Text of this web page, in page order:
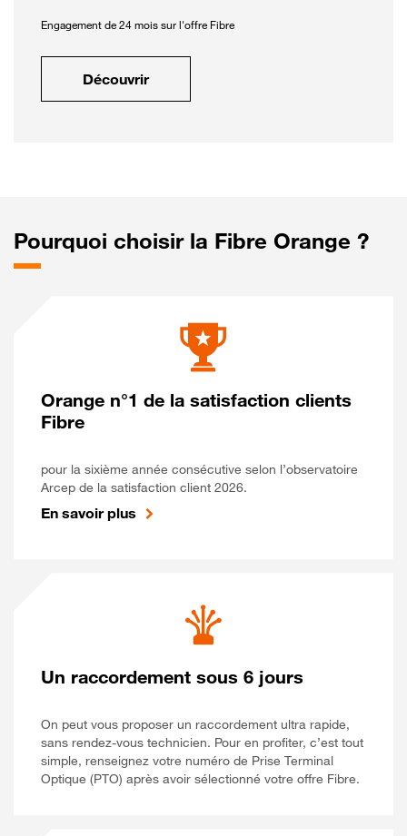
Engagement de 24 mois sur l'offre Fibre
Découvrir
Pourquoi choisir la Fibre Orange ?
Orange n°1 de la satisfaction clients
Fibre
pour la sixième année consécutive selon l’observatoire
Arcep de la satisfaction client 2026.
En savoir plus
Un raccordement sous 6 jours
On peut vous proposer un raccordement ultra rapide,
sans rendez-vous technicien. Pour en profiter, c’est tout
simple, renseignez votre numéro de Prise Terminal
Optique (PTO) après avoir sélectionné votre offre Fibre.